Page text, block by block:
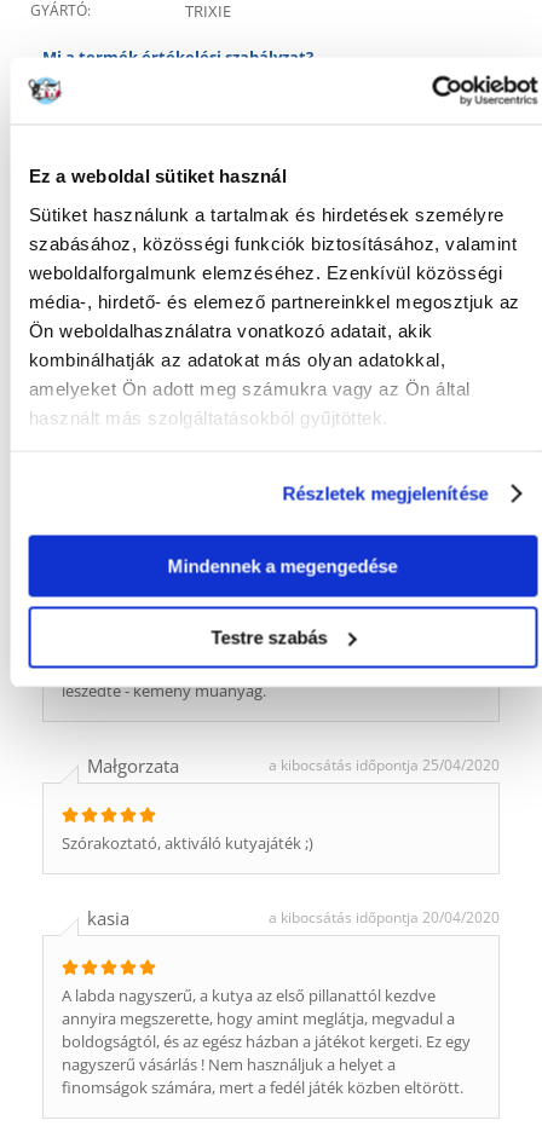
Ez a weboldal sütiket használ
Sütiket használunk a tartalmak és hirdetések személyre
szabásához, közösségi funkciók biztosításához, valamint
weboldalforgalmunk elemzéséhez. Ezenkívül közösségi
média-, hirdető- és elemező partnereinkkel megosztjuk az
Ön weboldalhasználatra vonatkozó adatait, akik
kombinálhatják az adatokat más olyan adatokkal,
amelyeket Ön adott meg számukra vagy az Ön által
használt más szolgáltatásokból gyűjtöttek.
Részletek megjelenítése
Mindennek a megengedése
Testre szabás
GYÁRTÓ: TRIXIE
Mi a termék értékelési szabályzat?
Csak regisztrált FERA.HU vásárlók írhatnak véleményt, akik
pozitív és negatív értékeléseket is közzéteszünk.et.
Értékelések
ÉRTÉKELJE ÖN IS
Sandy a kibocsátás időpontja 05/01/2021
A labda nagyon tetszett a kutyának. Ez az én spánielem
egyik kedvenc játéka , azonban nagyon hangos és zajos
nélkülözhetetlen. A 7 kg-os kutya ellenére azonban
nagyon gyorsan jelentkezik a kár. A kutya egy hónap alatt
leszedte - kemény műanyag.
Małgorzata a kibocsátás időpontja 25/04/2020
Szórakoztató, aktiváló kutyajáték ;)
kasia a kibocsátás időpontja 20/04/2020
A labda nagyszerű, a kutya az első pillanattól kezdve
annyira megszerette, hogy amint meglátja, megvadul a
boldogságtól, és az egész házban a játékot kergeti. Ez egy
nagyszerű vásárlás ! Nem használjuk a helyet a
finomságok számára, mert a fedél játék közben eltörött.